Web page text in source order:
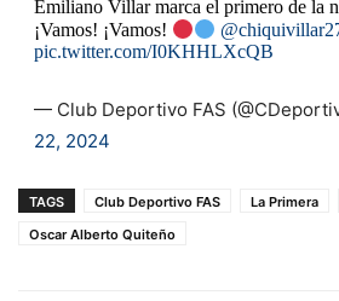
Emiliano Villar marca el primero de la
¡Vamos! ¡Vamos!
pic.twitter.com/I0KHHLXcQB
— Club Deportivo FAS
22, 2024
TAGS Club Deportivo FAS La Primera
Oscar Alberto Quiteño